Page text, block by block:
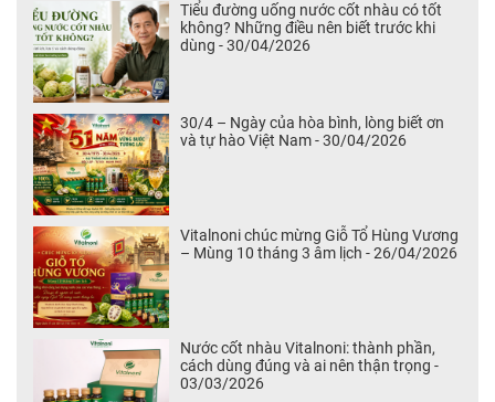
Tiểu đường uống nước cốt nhàu có tốt
không? Những điều nên biết trước khi
dùng - 30/04/2026
30/4 – Ngày của hòa bình, lòng biết ơn
và tự hào Việt Nam - 30/04/2026
Vitalnoni chúc mừng Giỗ Tổ Hùng Vương
– Mùng 10 tháng 3 âm lịch - 26/04/2026
Nước cốt nhàu Vitalnoni: thành phần,
cách dùng đúng và ai nên thận trọng -
03/03/2026